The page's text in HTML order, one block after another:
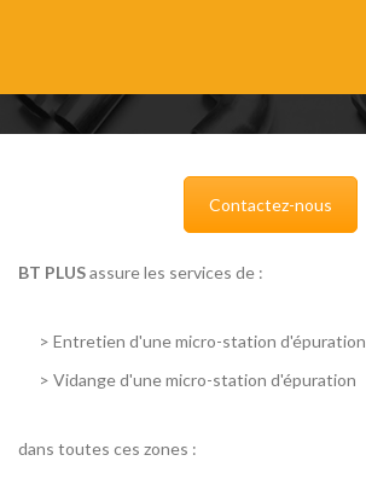
Contactez-nous
BT PLUSassure les services de :
> Entretien d'une micro-station d'épuration
> Vidange d'une micro-station d'épuration
dans toutes ces zones :